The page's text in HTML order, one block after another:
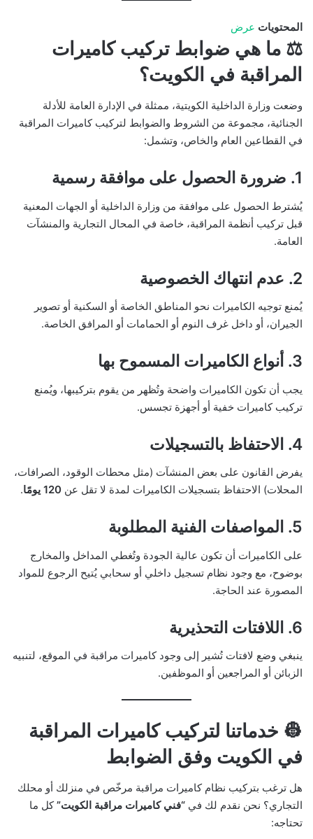
المحتويات عرض
⚖️ ما هي ضوابط تركيب كاميرات
المراقبة في الكويت؟
وضعت وزارة الداخلية الكويتية، ممثلة في الإدارة العامة للأدلة
الجنائية، مجموعة من الشروط والضوابط لتركيب كاميرات المراقبة
في القطاعين العام والخاص، وتشمل:
1. ضرورة الحصول على موافقة رسمية
يُشترط الحصول على موافقة من وزارة الداخلية أو الجهات المعنية
قبل تركيب أنظمة المراقبة، خاصة في المحال التجارية والمنشآت
العامة.
2. عدم انتهاك الخصوصية
يُمنع توجيه الكاميرات نحو المناطق الخاصة أو السكنية أو تصوير
الجيران، أو داخل غرف النوم أو الحمامات أو المرافق الخاصة.
3. أنواع الكاميرات المسموح بها
يجب أن تكون الكاميرات واضحة وتُظهر من يقوم بتركيبها، ويُمنع
تركيب كاميرات خفية أو أجهزة تجسس.
4. الاحتفاظ بالتسجيلات
يفرض القانون على بعض المنشآت (مثل محطات الوقود، الصرافات،
المحلات) الاحتفاظ بتسجيلات الكاميرات لمدة لا تقل عن 120 يومًا .
5. المواصفات الفنية المطلوبة
على الكاميرات أن تكون عالية الجودة وتُغطي المداخل والمخارج
بوضوح، مع وجود نظام تسجيل داخلي أو سحابي يُتيح الرجوع للمواد
المصورة عند الحاجة.
6. اللافتات التحذيرية
ينبغي وضع لافتات تُشير إلى وجود كاميرات مراقبة في الموقع، لتنبيه
الزبائن أو المراجعين أو الموظفين.
👷 خدماتنا لتركيب كاميرات المراقبة
في الكويت وفق الضوابط
هل ترغب بتركيب نظام كاميرات مراقبة مرخّص في منزلك أو محلك
التجاري؟ نحن نقدم لك في “فني كاميرات مراقبة الكويت”كل ما
تحتاجه: